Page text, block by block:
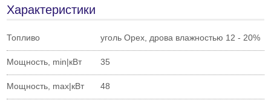
Характеристики
Топливо уголь Орех, дрова влажностью 12 - 20%
Мощность, min|кВт 35
Мощность, max|кВт 48